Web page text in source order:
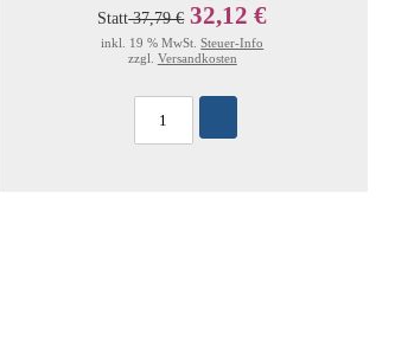
Statt37,79 € 32,12 €
inkl. 19 % MwSt.Steuer-Info
zzgl. Versandkosten